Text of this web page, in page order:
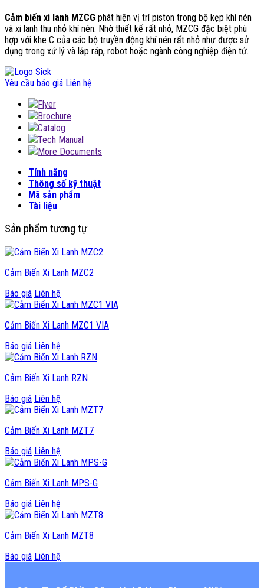
Cảm biến xi lanh MZCG phát hiện vị trí piston trong bộ kẹp khí nén
và xi lanh thu nhỏ khí nén. Nhờ thiết kế rất nhỏ, MZCG đặc biệt phù
hợp với khe C của các bộ truyền động khí nén rất nhỏ như được sử
dụng trong xử lý và lắp ráp, robot hoặc ngành công nghiệp điện tử.
Yêu cầu báo giá Liên hệ
Flyer
Brochure
Catalog
Tech Manual
More Documents
Tính năng
Thông số kỹ thuật
Mã sản phẩm
Tài liệu
Sản phẩm tương tự
Cảm Biến Xi Lanh MZC2
Báo giá Liên hệ
Cảm Biến Xi Lanh MZC1 VIA
Báo giá Liên hệ
Cảm Biến Xi Lanh RZN
Báo giá Liên hệ
Cảm Biến Xi Lanh MZT7
Báo giá Liên hệ
Cảm Biến Xi Lanh MPS-G
Báo giá Liên hệ
Cảm Biến Xi Lanh MZT8
Báo giá Liên hệ